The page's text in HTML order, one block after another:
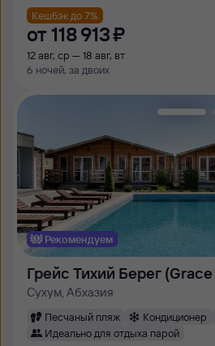
Кешбэк до 7%
от 118 ⁠913 ⁠₽
12 авг, ср — 18 авг, вт
6 ночей, за двоих
Рекомендуем
Грейс Тихий Берег
Сухум, Абхазия
Песчаный пляж Кондиционер
Идеально для отдыха парой